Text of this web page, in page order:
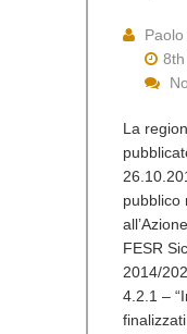
La
pubblico
FESR
2014/
4.2.1 –